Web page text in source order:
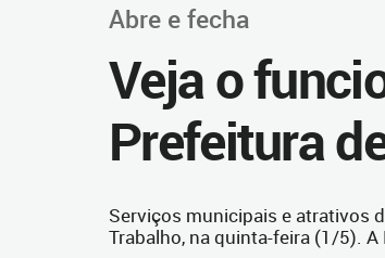
Abre e fecha
Veja o
Prefeitura
Serviços municipais e atrativos
Trabalho, na quinta-feira (1/5).